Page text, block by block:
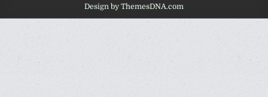
Design by ThemesDNA.com